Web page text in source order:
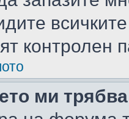
контролен
ми